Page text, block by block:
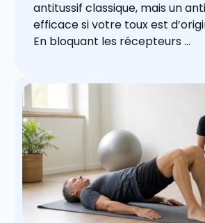
antitussif classique, mais un
efficace si votre toux est
En bloquant les récepteurs ...